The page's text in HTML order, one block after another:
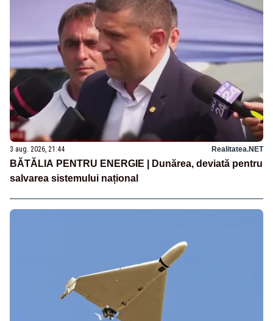
3 aug. 2026, 21:44 Realitatea.NET
BĂTĂLIA PENTRU ENERGIE | Dunărea, deviată pentru
salvarea sistemului național